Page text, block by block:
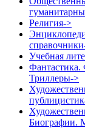
Религия->
Учебная
Фантастика.
Триллеры->
Биографии.